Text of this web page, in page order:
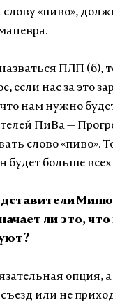
слову «пиво»,
ПЛП (б),
если нас за это
нам нужно
ПиВа —
слово «пиво».
будет больше всех
ли это,
опция,
или не